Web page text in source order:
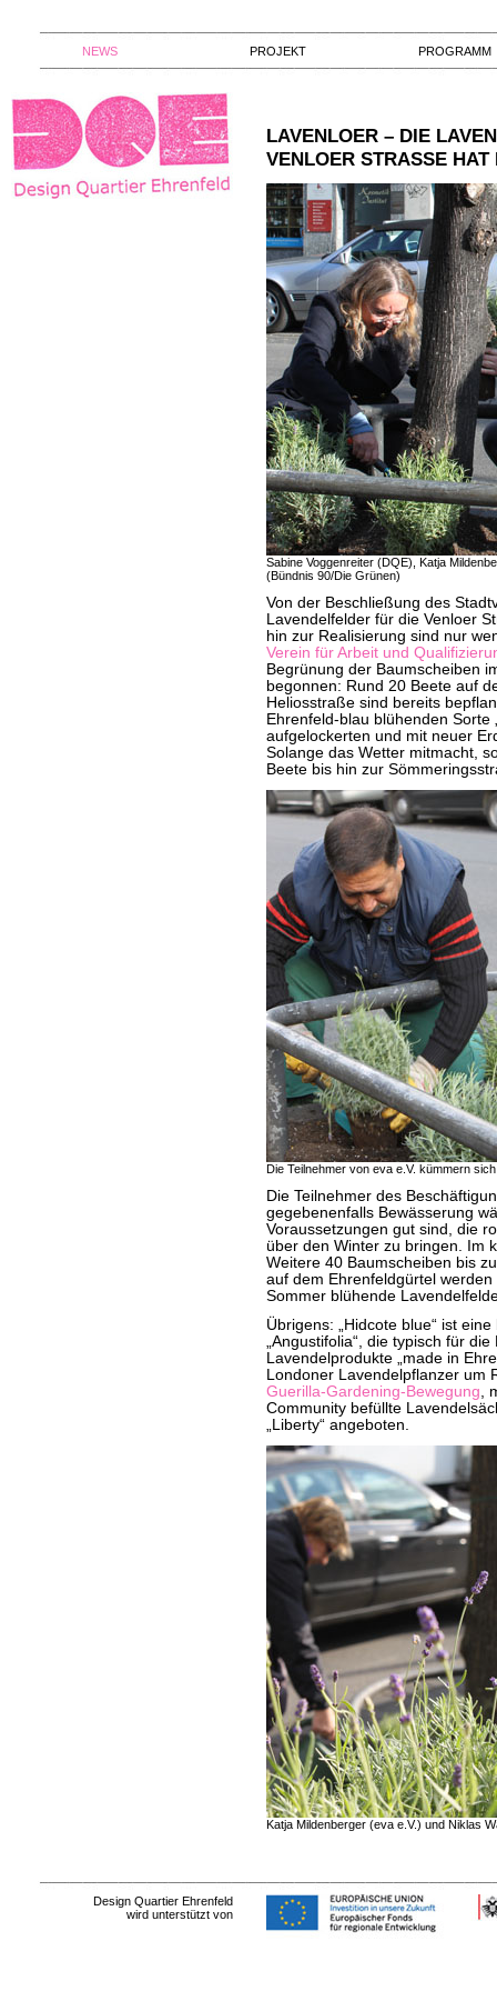
NEWS PROJEKT PROGRAMM
LAVENLOER – DIE
VENLOER STRASSE
Sabine Voggenreiter (DQE), Katja
(Bündnis 90/Die Grünen)
Von der Beschließung des
Lavendelfelder für die Venloer
hin zur Realisierung sind nur
Verein für Arbeit und
Begrünung der Baumscheiben
begonnen: Rund 20 Beete auf
Heliosstraße sind bereits
Ehrenfeld-blau blühenden Sorte
aufgelockerten und mit neuer
Solange das Wetter mitmacht,
Beete bis hin zur
Die Teilnehmer von eva e.V. kümmern
Die Teilnehmer des
gegebenenfalls Bewässerung
Voraussetzungen gut sind, die
über den Winter zu bringen. Im
Weitere 40 Baumscheiben bis
auf dem Ehrenfeldgürtel
Sommer blühende
Übrigens: „Hidcote blue“ ist
„Angustifolia“, die typisch für
Lavendelprodukte „made in
Londoner Lavendelpflanzer
Guerilla-Gardening-Bewegung ,
Community befüllte
„Liberty“ angeboten.
Katja Mildenberger (eva e.V.) und Niklas
Design Quartier Ehrenfeld
wird unterstützt von